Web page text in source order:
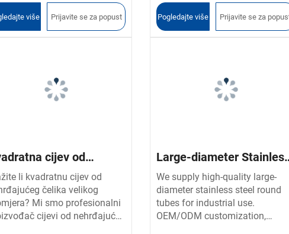
nestandardne profile.
OEM i ODM
s opcijama obrade
više Prijavite se za popust
šesterokutni i nestandardni
profili u razredima 201/304/
Podržavamo OEM i ODM.
Pogledajte više Prijavite se za
cijev od
čelika
prečnika
li kvadratnu cijev od
čelika velikog
Mi smo profesionalni
cijevi od nehrđajućeg
Large-diameter
Steel Round Tube
We supply high-quality large-
diameter stainless steel round
tubes for industrial use.
OEM/ODM customization,